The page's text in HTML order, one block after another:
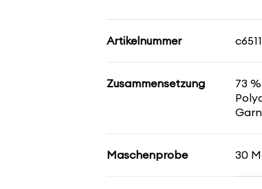
Artikelnummer
Zusammensetzung
73
Maschenprobe 30